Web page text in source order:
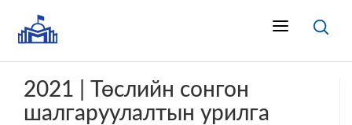
2021 | Төслийн сонгон
шалгаруулалтын урилга